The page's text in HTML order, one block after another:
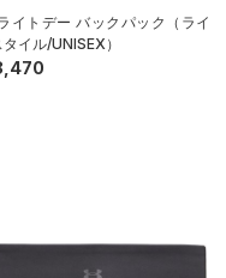
イトデー バックパック（ライ
タイル/UNISEX）